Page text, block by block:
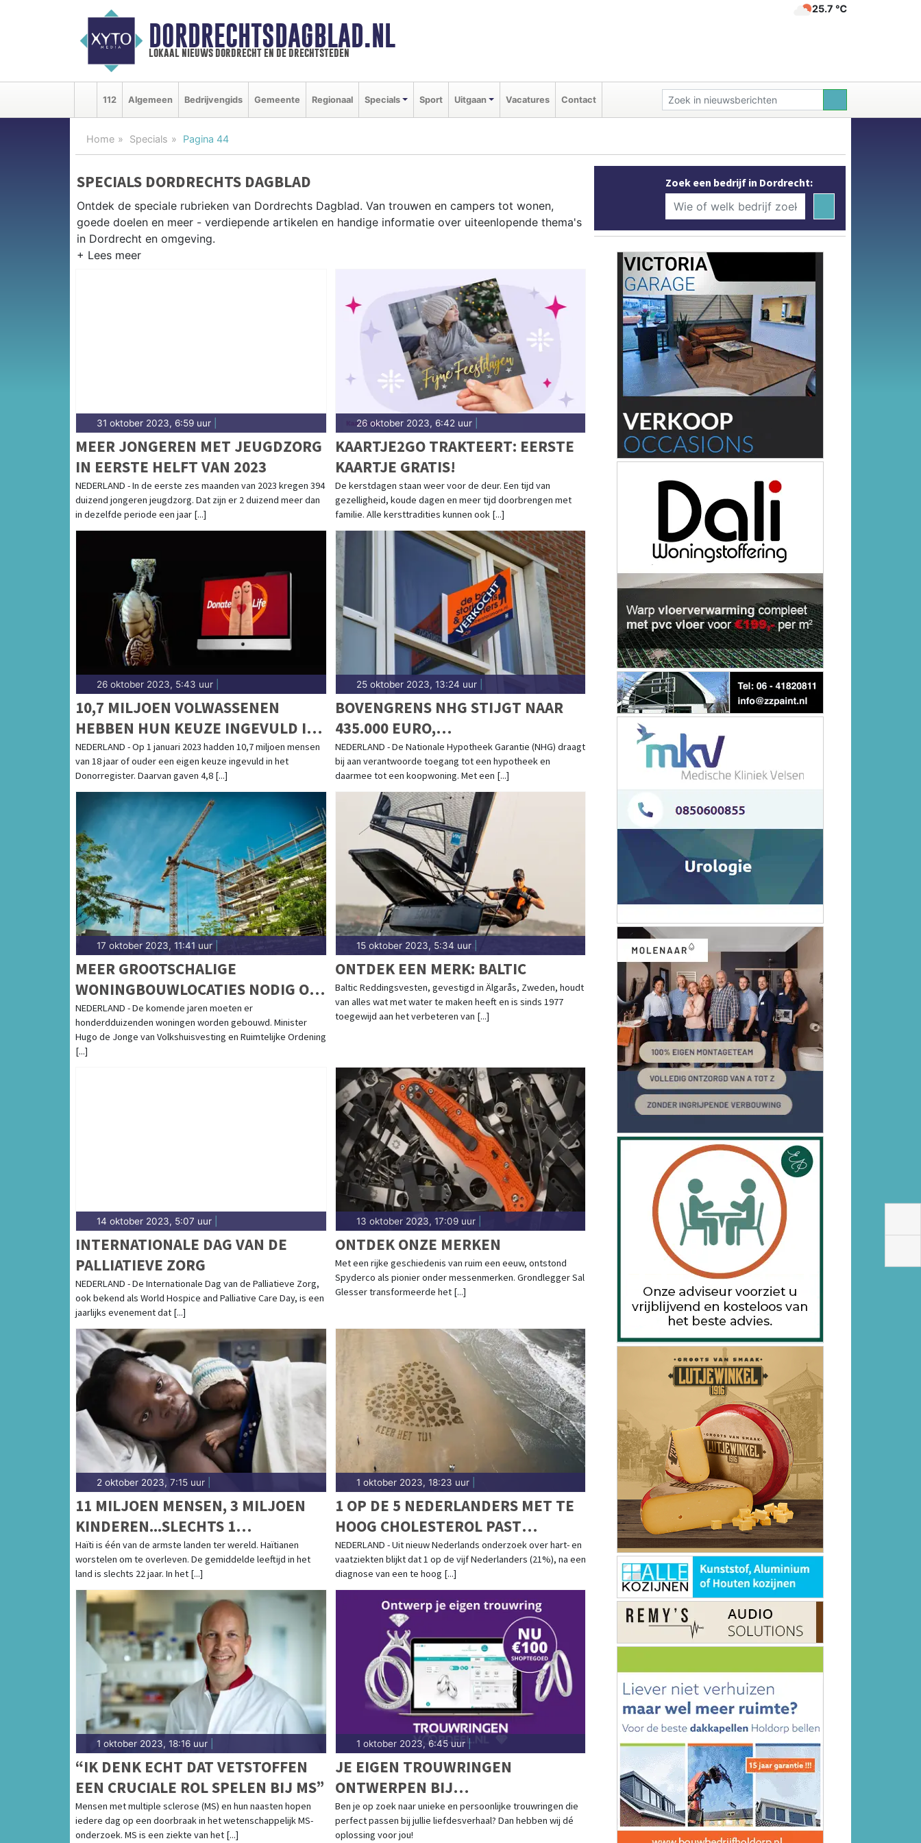
DORDRECHTSDAGBLAD.NL
lokaal nieuws dordrecht en de drechtsteden
25.7 ℃
112 Algemeen Bedrijvengids Gemeente Regionaal Specials Sport Uitgaan Vacatures Contact
Home Specials Pagina 44
SPECIALS DORDRECHTS DAGBLAD
Ontdek de speciale rubrieken van Dordrechts Dagblad. Van trouwen en campers tot wonen,
goede doelen en meer - verdiepende artikelen en handige informatie over uiteenlopende thema's
in Dordrecht en omgeving.
31 oktober 2023, 6:59 uur
MEER JONGEREN MET JEUGDZORG
IN EERSTE HELFT VAN 2023
NEDERLAND - In de eerste zes maanden van 2023 kregen 394
duizend jongeren jeugdzorg. Dat zijn er 2 duizend meer dan
in dezelfde periode een jaar [...]
26 oktober 2023, 6:42 uur|
KAARTJE2GO TRAKTEERT: EERSTE
KAARTJE GRATIS!
De kerstdagen staan weer voor de deur. Een tijd van
gezelligheid, koude dagen en meer tijd doorbrengen met
familie. Alle kersttradities kunnen ook [...]
26 oktober 2023, 5:43 uur
10,7 MILJOEN VOLWASSENEN
HEBBEN HUN KEUZE INGEVULD IN
DONORREGISTER
NEDERLAND - Op 1 januari 2023 hadden 10,7 miljoen mensen
van 18 jaar of ouder een eigen keuze ingevuld in het
Donorregister. Daarvan gaven 4,8 [...]
25 oktober 2023, 13:24 uur|
BOVENGRENS NHG STIJGT NAAR
435.000 EURO,
BETAALBAARHEIDSGRENS WORDT
390.000 EURO
NEDERLAND - De Nationale Hypotheek Garantie (NHG) draagt
bij aan verantwoorde toegang tot een hypotheek en
daarmee tot een koopwoning. Met een [...]
17 oktober 2023, 11:41 uur
MEER GROOTSCHALIGE
WONINGBOUWLOCATIES NODIG OM
TOEKOMSTIG WONINGTEKORT OP
TE LOSSEN
NEDERLAND - De komende jaren moeten er
honderdduizenden woningen worden gebouwd. Minister
Hugo de Jonge van Volkshuisvesting en Ruimtelijke Ordening
[...]
15 oktober 2023, 5:34 uur|
ONTDEK EEN MERK: BALTIC
Baltic Reddingsvesten, gevestigd in Älgarås, Zweden, houdt
van alles wat met water te maken heeft en is sinds 1977
toegewijd aan het verbeteren van [...]
14 oktober 2023, 5:07 uur
INTERNATIONALE DAG VAN DE
PALLIATIEVE ZORG
NEDERLAND - De Internationale Dag van de Palliatieve Zorg,
ook bekend als World Hospice and Palliative Care Day, is een
jaarlijks evenement dat [...]
13 oktober 2023, 17:09 uur|
ONTDEK ONZE MERKEN
Met een rijke geschiedenis van ruim een eeuw, ontstond
Spyderco als pionier onder messenmerken. Grondlegger Sal
Glesser transformeerde het [...]
2 oktober 2023, 7:15 uur
11 MILJOEN MENSEN, 3 MILJOEN
KINDEREN...SLECHTS 1
KINDERZIEKENHUIS
Haïti is één van de armste landen ter wereld. Haïtianen
worstelen om te overleven. De gemiddelde leeftijd in het
land is slechts 22 jaar. In het [...]
1 oktober 2023, 18:23 uur|
1 OP DE 5 NEDERLANDERS MET TE
HOOG CHOLESTEROL PAST
LEEFSTIJL NIET AAN
NEDERLAND - Uit nieuw Nederlands onderzoek over hart- en
vaatziekten blijkt dat 1 op de vijf Nederlanders (21%), na een
diagnose van een te hoog [...]
1 oktober 2023, 18:16 uur
“IK DENK ECHT DAT VETSTOFFEN
EEN CRUCIALE ROL SPELEN BIJ MS”
Mensen met multiple sclerose (MS) en hun naasten hopen
iedere dag op een doorbraak in het wetenschappelijk MS-
onderzoek. MS is een ziekte van het [...]
1 oktober 2023, 6:45 uur|
JE EIGEN TROUWRINGEN
ONTWERPEN BIJ
TROUWRINGENVOORDEEL.NL MET
100 EURO SHOPTEGOED
Ben je op zoek naar unieke en persoonlijke trouwringen die
perfect passen bij jullie liefdesverhaal? Dan hebben wij dé
oplossing voor jou!
Zoek een bedrijf in Dordrecht: